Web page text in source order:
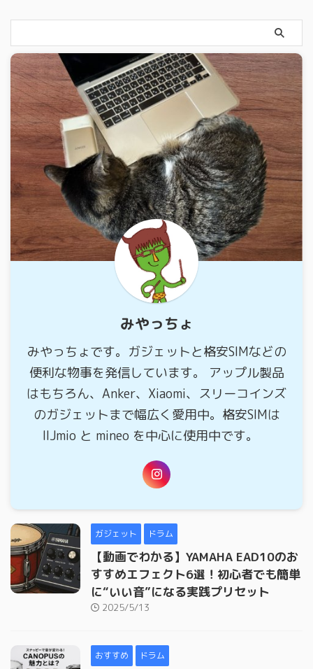
みやっちょ
みやっちょです。ガジェットと格安SIMなどの
便利な物事を発信しています。 アップル製品
はもちろん、Anker、Xiaomi、スリーコインズ
のガジェットまで幅広く愛用中。格安SIMは
IIJmio と mineo を中心に使用中です。
ガジェット ドラム
【動画でわかる】YAMAHA EAD10のお
すすめエフェクト6選！初心者でも簡単
に“いい音”になる実践プリセット
2025/5/13
おすすめ ドラム